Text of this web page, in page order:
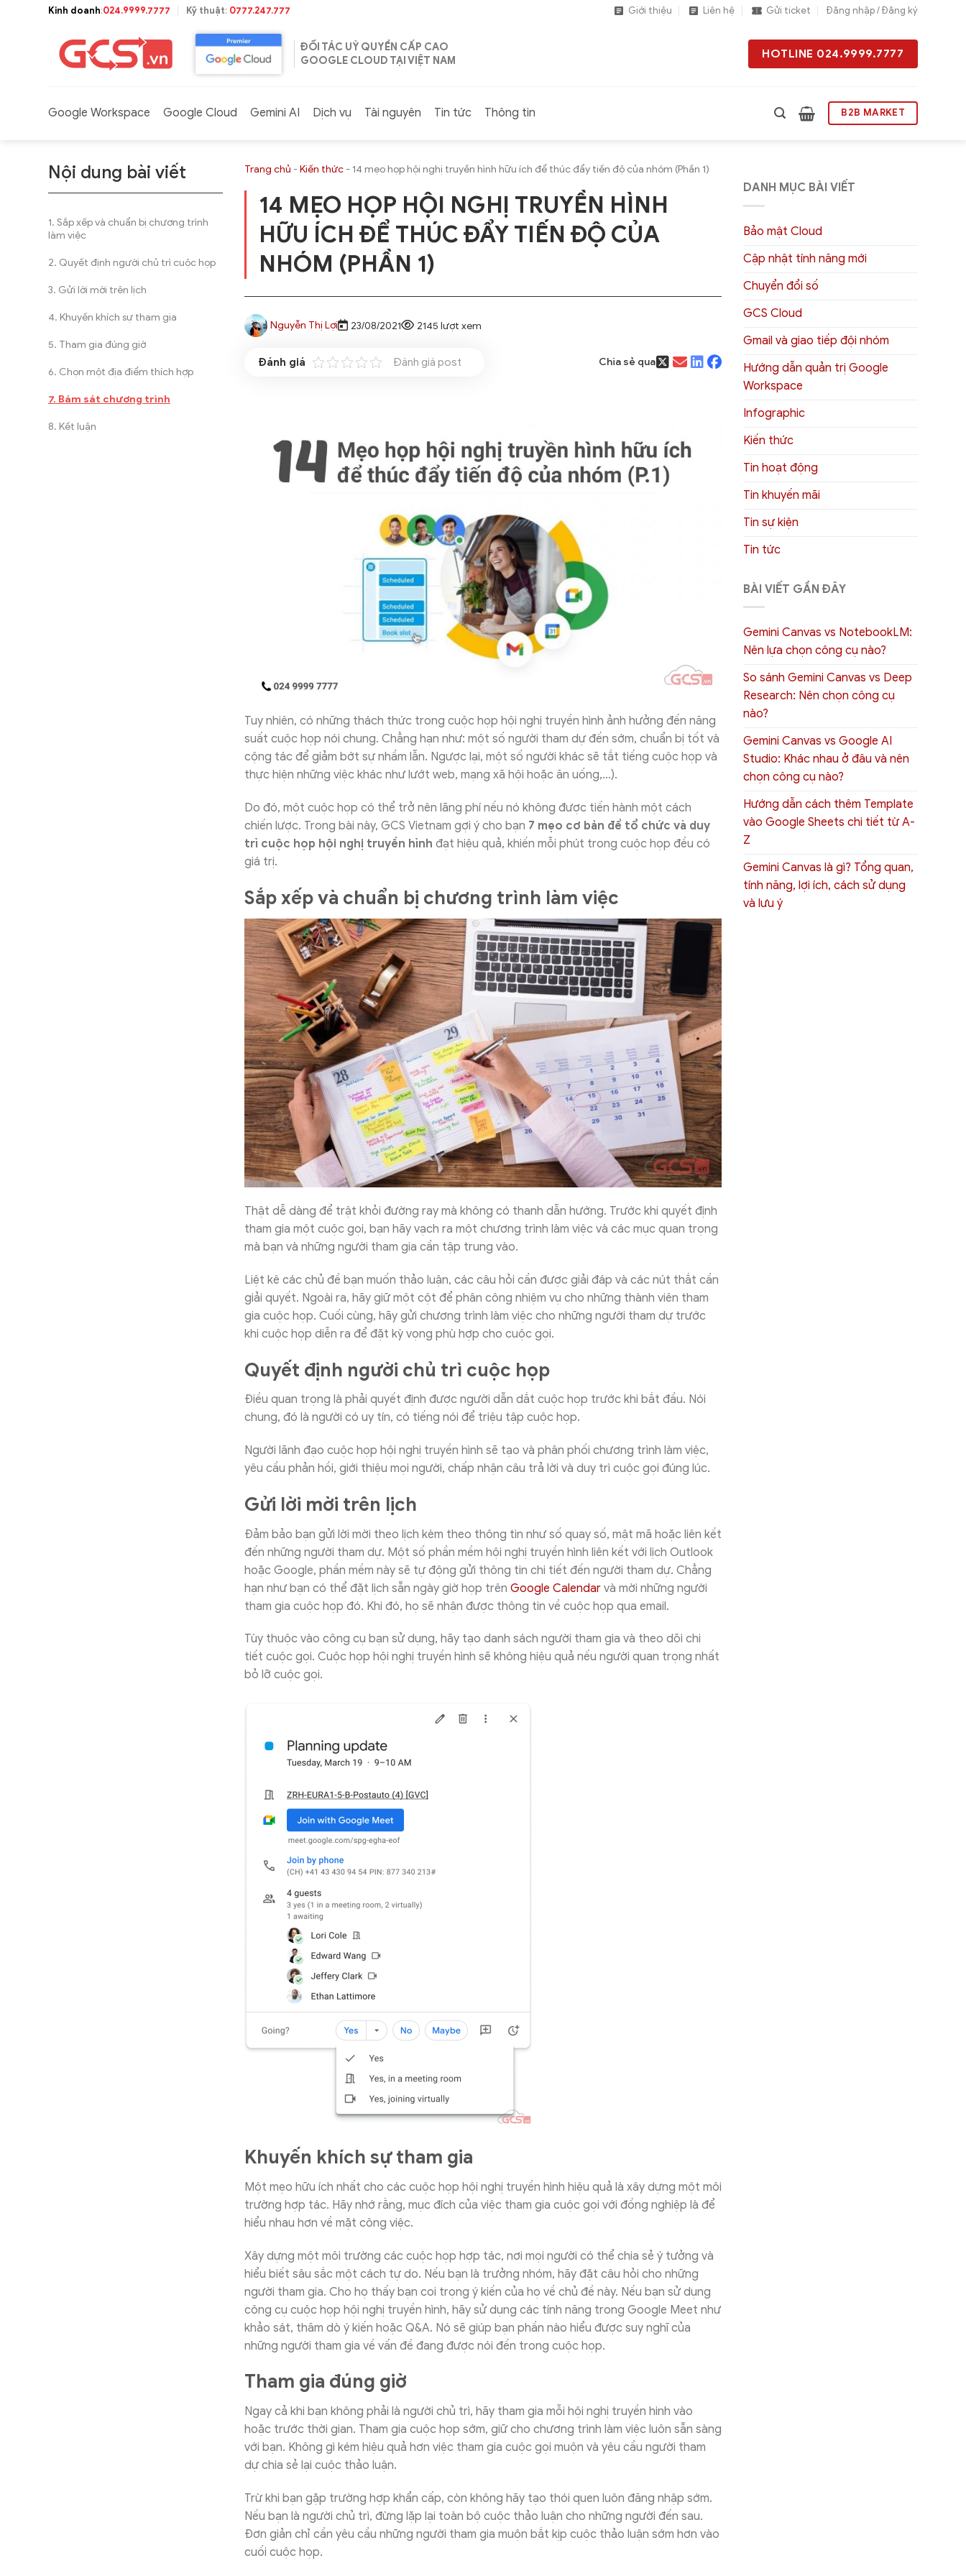
Kinh doanh:024.9999.7777 Kỹ thuật: 0777.247.777 Giới thiệu Liên hệ Gửi ticket Đăng nhập / Đăng ký
ĐỐI TÁC UỶ QUYỀN CẤP CAO
GOOGLE CLOUD TẠI VIỆT NAM
HOTLINE 024.9999.7777
Google Workspace Google Cloud Gemini AI Dịch vụ Tài nguyên Tin tức Thông tin B2B MARKET
Nội dung bài viết
Sắp xếp và chuẩn bị chương trình
làm việc
Quyết định người chủ trì cuộc họp
Gửi lời mời trên lịch
Khuyến khích sự tham gia
Tham gia đúng giờ
Chọn một địa điểm thích hợp
Bám sát chương trình
Kết luận
Trang chủ -Kiến thức- 14 mẹo họp hội nghị truyền hình hữu ích để thúc đẩy tiến độ của nhóm (Phần 1)
14 MẸO HỌP HỘI NGHỊ TRUYỀN HÌNH
HỮU ÍCH ĐỂ THÚC ĐẨY TIẾN ĐỘ CỦA
NHÓM (PHẦN 1)
Nguyễn Thị Lợi 23/08/2021 2145 lượt xem
Đánh giá post Chia sẻ qua
Tuy nhiên, có những thách thức trong cuộc họp hội nghị truyền hình ảnh hưởng đến năng
suất cuộc họp nói chung. Chẳng hạn như: một số người tham dự đến sớm, chuẩn bị tốt và
cộng tác để giảm bớt sự nhầm lẫn. Ngược lại, một số người khác sẽ tắt tiếng cuộc họp và
thực hiện những việc khác như lướt web, mạng xã hội hoặc ăn uống,…).
Do đó, một cuộc họp có thể trở nên lãng phí nếu nó không được tiến hành một cách
chiến lược. Trong bài này, GCS Vietnam gợi ý cho bạn 7 mẹo cơ bản để tổ chức và duy
trì cuộc họp hội nghị truyền hình đạt hiệu quả, khiến mỗi phút trong cuộc họp đều có
giá trị.
Sắp xếp và chuẩn bị chương trình làm việc
Thật dễ dàng để trật khỏi đường ray mà không có thanh dẫn hướng. Trước khi quyết định
tham gia một cuộc gọi, bạn hãy vạch ra một chương trình làm việc và các mục quan trọng
mà bạn và những người tham gia cần tập trung vào.
Liệt kê các chủ đề bạn muốn thảo luận, các câu hỏi cần được giải đáp và các nút thắt cần
giải quyết. Ngoài ra, hãy giữ một cột để phân công nhiệm vụ cho những thành viên tham
gia cuộc họp. Cuối cùng, hãy gửi chương trình làm việc cho những người tham dự trước
khi cuộc họp diễn ra để đặt kỳ vọng phù hợp cho cuộc gọi.
Quyết định người chủ trì cuộc họp
Điều quan trọng là phải quyết định được người dẫn dắt cuộc họp trước khi bắt đầu. Nói
chung, đó là người có uy tín, có tiếng nói để triệu tập cuộc họp.
Người lãnh đạo cuộc họp hội nghị truyền hình sẽ tạo và phân phối chương trình làm việc,
yêu cầu phản hồi, giới thiệu mọi người, chấp nhận câu trả lời và duy trì cuộc gọi đúng lúc.
Gửi lời mời trên lịch
Đảm bảo bạn gửi lời mời theo lịch kèm theo thông tin như số quay số, mật mã hoặc liên kết
đến những người tham dự. Một số phần mềm hội nghị truyền hình liên kết với lịch Outlook
hoặc Google, phần mềm này sẽ tự động gửi thông tin chi tiết đến người tham dự. Chẳng
hạn như bạn có thể đặt lịch sẵn ngày giờ họp trên Google Calendarvà mời những người
tham gia cuộc họp đó. Khi đó, họ sẽ nhận được thông tin về cuộc họp qua email.
Tùy thuộc vào công cụ bạn sử dụng, hãy tạo danh sách người tham gia và theo dõi chi
tiết cuộc gọi. Cuộc họp hội nghị truyền hình sẽ không hiệu quả nếu người quan trọng nhất
bỏ lỡ cuộc gọi.
Khuyến khích sự tham gia
Một mẹo hữu ích nhất cho các cuộc họp hội nghị truyền hình hiệu quả là xây dựng một môi
trường hợp tác. Hãy nhớ rằng, mục đích của việc tham gia cuộc gọi với đồng nghiệp là để
hiểu nhau hơn về mặt công việc.
Xây dựng một môi trường các cuộc họp hợp tác, nơi mọi người có thể chia sẻ ý tưởng và
hiểu biết sâu sắc một cách tự do. Nếu bạn là trưởng nhóm, hãy đặt câu hỏi cho những
người tham gia. Cho họ thấy bạn coi trọng ý kiến của họ về chủ đề này. Nếu bạn sử dụng
công cụ cuộc họp hội nghị truyền hình, hãy sử dụng các tính năng trong Google Meet như
khảo sát, thăm dò ý kiến hoặc Q&A. Nó sẽ giúp bạn phần nào hiểu được suy nghĩ của
những người tham gia về vấn đề đang được nói đến trong cuộc họp.
Tham gia đúng giờ
Ngay cả khi bạn không phải là người chủ trì, hãy tham gia mỗi hội nghị truyền hinh vào
hoặc trước thời gian. Tham gia cuộc họp sớm, giữ cho chương trình làm việc luôn sẵn sàng
với bạn. Không gì kém hiệu quả hơn việc tham gia cuộc gọi muộn và yêu cầu người tham
dự chia sẻ lại cuộc thảo luận.
Trừ khi bạn gặp trường hợp khẩn cấp, còn không hãy tạo thói quen luôn đăng nhập sớm.
Nếu bạn là người chủ trì, đừng lặp lại toàn bộ cuộc thảo luận cho những người đến sau.
Đơn giản chỉ cần yêu cầu những người tham gia muộn bắt kịp cuộc thảo luận sớm hơn vào
cuối cuộc họp.
DANH MỤC BÀI VIẾT
Bảo mật Cloud
Cập nhật tính năng mới
Chuyển đổi số
GCS Cloud
Gmail và giao tiếp đội nhóm
Hướng dẫn quản trị Google
Workspace
Infographic
Kiến thức
Tin hoạt động
Tin khuyến mãi
Tin sự kiện
Tin tức
BÀI VIẾT GẦN ĐÂY
Gemini Canvas vs NotebookLM:
Nên lựa chọn công cụ nào?
So sánh Gemini Canvas vs Deep
Research: Nên chọn công cụ
nào?
Gemini Canvas vs Google AI
Studio: Khác nhau ở đâu và nên
chọn công cụ nào?
Hướng dẫn cách thêm Template
vào Google Sheets chi tiết từ A-
Z
Gemini Canvas là gì? Tổng quan,
tính năng, lợi ích, cách sử dụng
và lưu ý